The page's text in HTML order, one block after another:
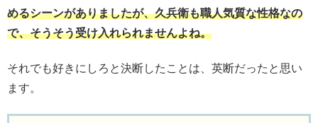
めるシーンがありましたが、久兵衛も職人気質な性格なの
で、そうそう受け入れられませんよね。
それでも好きにしろと決断したことは、英断だったと思い
ます。